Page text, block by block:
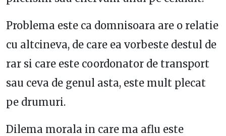
Problema este ca domnisoara are o relatie
cu altcineva, de care ea vorbeste destul de
rar si care este coordonator de transport
sau ceva de genul asta, este mult plecat
pe drumuri.
Dilema morala in care ma aflu este